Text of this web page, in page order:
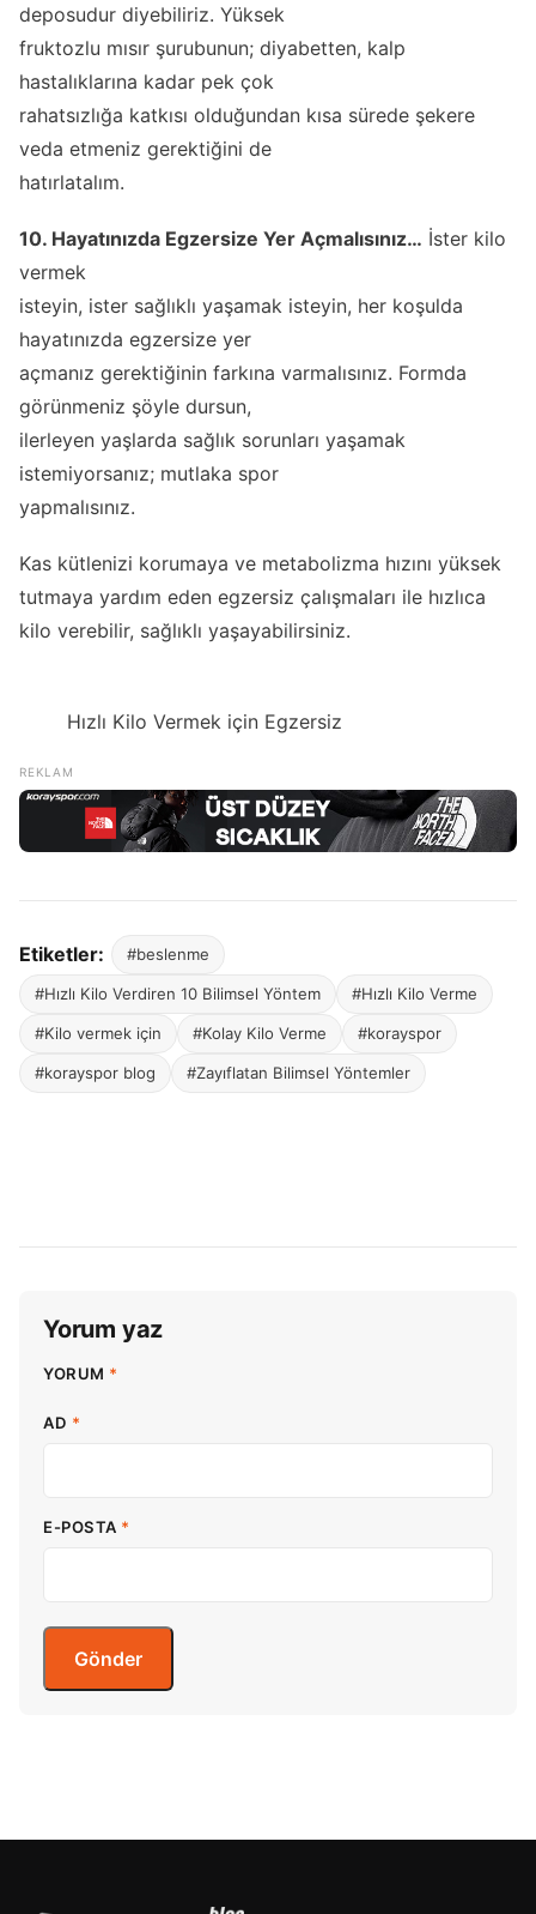
deposudur diyebiliriz. Yüksek
fruktozlu mısır şurubunun; diyabetten, kalp
hastalıklarına kadar pek çok
rahatsızlığa katkısı olduğundan kısa sürede şekere
veda etmeniz gerektiğini de
hatırlatalım.
10. Hayatınızda Egzersize Yer Açmalısınız… İster kilo
vermek
isteyin, ister sağlıklı yaşamak isteyin, her koşulda
hayatınızda egzersize yer
açmanız gerektiğinin farkına varmalısınız. Formda
görünmeniz şöyle dursun,
ilerleyen yaşlarda sağlık sorunları yaşamak
istemiyorsanız; mutlaka spor
yapmalısınız.
Kas kütlenizi korumaya ve metabolizma hızını yüksek
tutmaya yardım eden egzersiz çalışmaları ile hızlıca
kilo verebilir, sağlıklı yaşayabilirsiniz.
Hızlı Kilo Vermek için Egzersiz
Etiketler: #beslenme
#Hızlı Kilo Verdiren 10 Bilimsel Yöntem #Hızlı Kilo Verme
#Kilo vermek için #Kolay Kilo Verme #korayspor
#korayspor blog #Zayıflatan Bilimsel Yöntemler
Yorum yaz
YORUM *
AD *
E-POSTA *